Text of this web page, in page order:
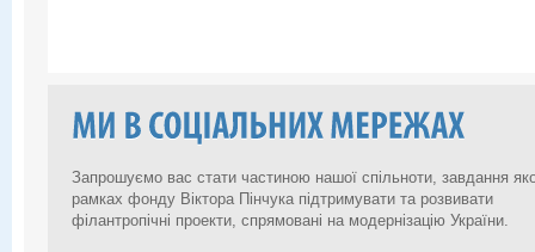
Запрошуємо вас стати частиною нашої спільноти, завдання
рамках фонду Віктора Пінчука підтримувати та розвивати
філантропічні проекти, спрямовані на модернізацію України.